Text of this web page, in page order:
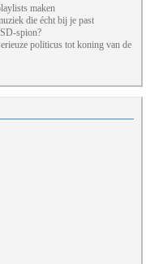
maken
die écht bij je past
spion?
politicus tot koning van de